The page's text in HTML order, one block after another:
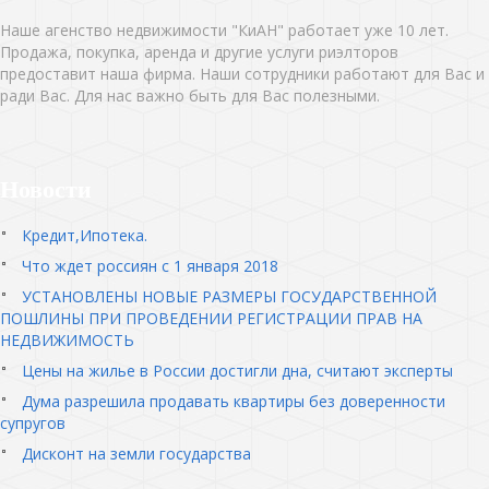
Наше агенство недвижимости "КиАН" работает уже 10 лет.
Продажа, покупка, аренда и другие услуги риэлторов
предоставит наша фирма. Наши сотрудники работают для Вас и
ради Вас. Для нас важно быть для Вас полезными.
Кредит,Ипотека.
Что ждет россиян с 1 января 2018
УСТАНОВЛЕНЫ НОВЫЕ РАЗМЕРЫ ГОСУДАРСТВЕННОЙ
ПОШЛИНЫ ПРИ ПРОВЕДЕНИИ РЕГИСТРАЦИИ ПРАВ НА
НЕДВИЖИМОСТЬ
Цены на жилье в России достигли дна, считают эксперты
Дума разрешила продавать квартиры без доверенности
супругов
Дисконт на земли государства